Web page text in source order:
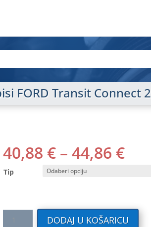
FORD Transit Connect
40,88 € – 44,86 €
Tip
DODAJ U KOŠARICU